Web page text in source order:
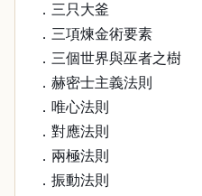
．三只大釜
．三項煉金術要素
．三個世界與巫者之樹
．赫密士主義法則
．唯心法則
．對應法則
．兩極法則
．振動法則